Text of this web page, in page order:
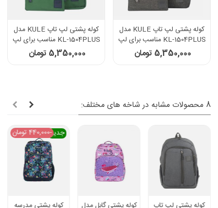
کوله پشتی لپ تاپ KULE مدل
KL-1504PLUS مناسب برای لپ
تاپ 15.6 اینچی - رنگ زغالی5,350,000 تومان
کوله پشتی لپ تاپ KULE مدل
KL-1504PLUS مناسب برای لپ
تاپ 15.6 اینچی - رنگ سبز
5,350,000 تومان
8 محصولات مشابه در شاخه های مختلف:
کوله پشتی لپ تاپ
کوله پشتی گابل مدل
جدید-440,000 تومان
کوله پشتی مدرسه